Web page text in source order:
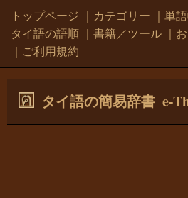
トップページ カテゴリー 単
タイ語の語順
書籍／ツール
ご利用規約
タイ語の簡易辞書 e-